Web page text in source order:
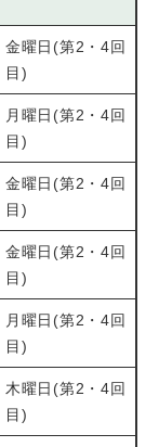
金曜日(第2・4回
目)
月曜日(第2・4回
目)
金曜日(第2・4回
目)
金曜日(第2・4回
目)
月曜日(第2・4回
目)
木曜日(第2・4回
目)